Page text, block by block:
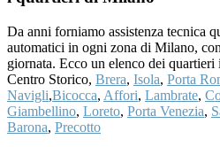
Da anni forniamo assistenza tecnica
automatici in ogni zona di Milano,
giornata. Ecco un elenco dei
Centro Storico, Brera, Isola, Porta
Navigli,Bicocca, Affori, Lambrate,
Giambellino, Loreto, Porta Venezia,
Barona, Precotto